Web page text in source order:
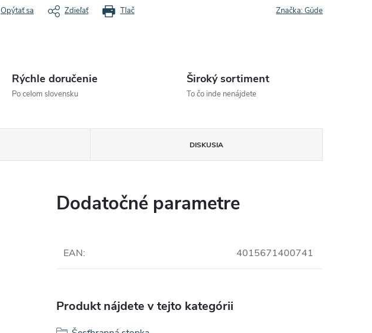
Tlač
Opýtať sa Zdieľať Značka:Güde
Rýchle doručenie
Po celom slovensku
Široký sortiment
To čo inde nenájdete
DISKUSIA
Dodatočné parametre
EAN: 4015671400741
Produkt nájdete v tejto kategórii